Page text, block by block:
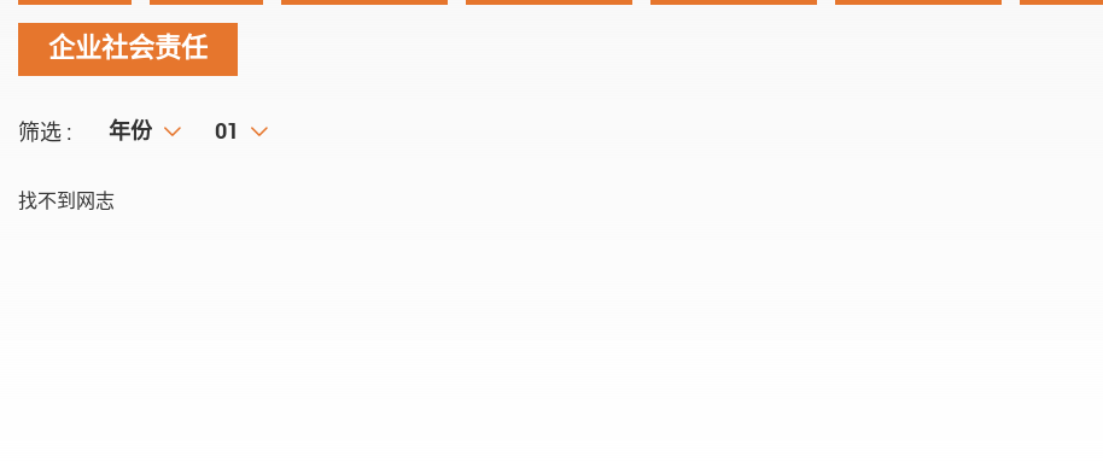
企业社会责任
筛选 : 年份
年份 月份
01
找不到网志